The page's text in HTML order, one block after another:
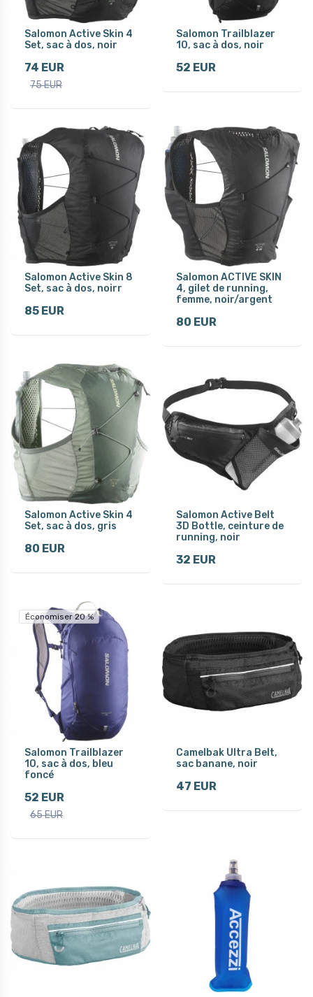
Salomon Active Skin 4
Set, sac à dos, noir
74 EUR
75 EUR
Salomon Trailblazer
10, sac à dos, noir
52 EUR
Salomon Active Skin 8
Set, sac à dos, noirr
85 EUR
Salomon ACTIVE SKIN
4, gilet de running,
femme, noir/argent
80 EUR
Salomon Active Skin 4
Set, sac à dos, gris
80 EUR
Salomon Active Belt
3D Bottle, ceinture de
running, noir
32 EUR
Économiser 20 %
Salomon Trailblazer
10, sac à dos, bleu
foncé
52 EUR
65 EUR
Camelbak Ultra Belt,
sac banane, noir
47 EUR